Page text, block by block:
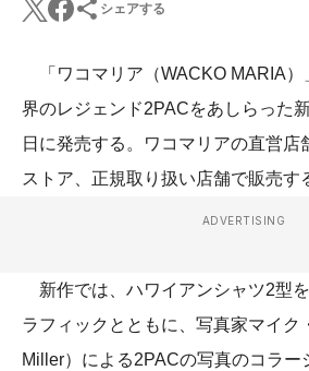
シェアする
「ワコマリア（WACKO MARIA）
界のレジェンド2PACをあしらった
日に発売する。ワコマリアの直営店
ストア、正規取り扱い店舗で販売す
ADVERTISING
新作では、ハワイアンシャツ2型
ラフィックとともに、写真家マイク
Miller）による2PACの写真のコラー